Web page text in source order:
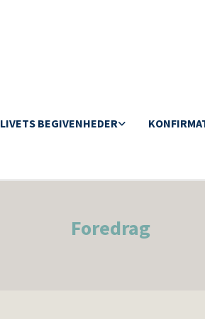
LIVETS BEGIVENHEDER
Foredrag